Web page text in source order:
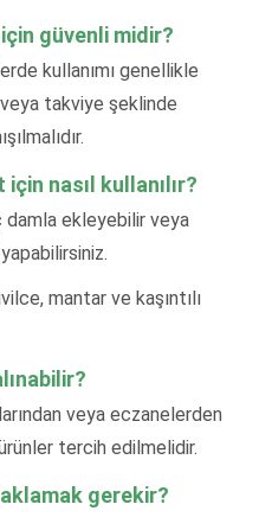
güvenli midir?
kullanımı genellikle
takviye şeklinde
nasıl kullanılır?
damla ekleyebilir veya
mantar ve kaşıntılı
veya eczanelerden
tercih edilmelidir.
gerekir?